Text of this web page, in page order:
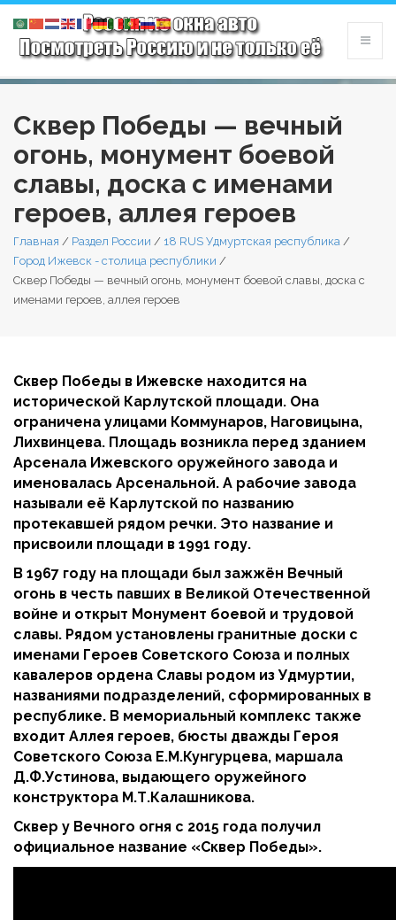
Сквер Победы — вечный
огонь, монумент боевой
славы, доска с именами
героев, аллея героев
Главная / Раздел России / 18 RUS Удмуртская республика /
Город Ижевск - столица республики /
Сквер Победы — вечный огонь, монумент боевой славы, доска с
именами героев, аллея героев
Сквер Победы в Ижевске находится на
исторической Карлутской площади. Она
ограничена улицами Коммунаров, Наговицына,
Лихвинцева. Площадь возникла перед зданием
Арсенала Ижевского оружейного завода и
именовалась Арсенальной. А рабочие завода
называли её Карлутской по названию
протекавшей рядом речки. Это название и
присвоили площади в 1991 году.
В 1967 году на площади был зажжён Вечный
огонь в честь павших в Великой Отечественной
войне и открыт Монумент боевой и трудовой
славы. Рядом установлены гранитные доски с
именами Героев Советского Союза и полных
кавалеров ордена Славы родом из Удмуртии,
названиями подразделений, сформированных в
республике. В мемориальный комплекс также
входит Аллея героев, бюсты дважды Героя
Советского Союза Е.М.Кунгурцева, маршала
Д.Ф.Устинова, выдающего оружейного
конструктора М.Т.Калашникова.
Сквер у Вечного огня с 2015 года получил
официальное название «Сквер Победы».